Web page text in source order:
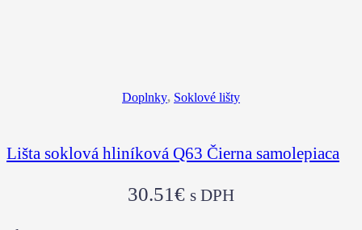
Doplnky, Soklové lišty
Lišta soklová hliníková Q63 Čierna samolepiaca
30.51€ s DPH